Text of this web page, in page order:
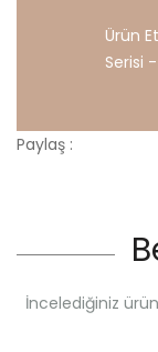
Ürün
Serisi -
Paylaş :
İncelediğiniz